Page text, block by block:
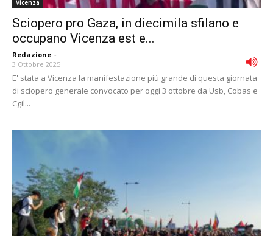
Vicenza
Sciopero pro Gaza, in diecimila sfilano e
occupano Vicenza est e...
Redazione -
3 Ottobre 2025
E' stata a Vicenza la manifestazione più grande di questa giornata
di sciopero generale convocato per oggi 3 ottobre da Usb, Cobas e
Cgil...